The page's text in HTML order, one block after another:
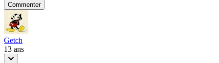
Commenter
Getch
13 ans